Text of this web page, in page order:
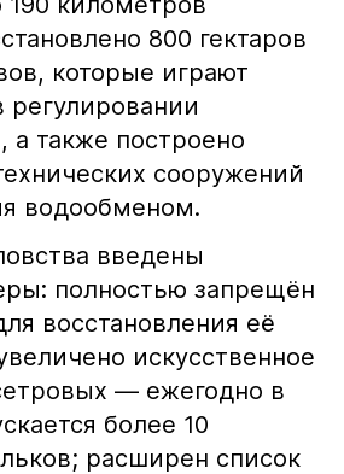
800 гектаров
которые играют
а также построено
сооружений
водообменом.
введены
полностью запрещён
восстановления её
искусственное
— ежегодно в
более 10
расширен список